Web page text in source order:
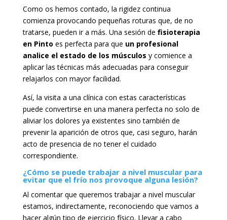
Como os hemos contado, la rigidez continua
comienza provocando pequeñas roturas que, de no
tratarse, pueden ir a más. Una sesión de fisioterapia
en Pinto es perfecta para que un profesional
analice el estado de los músculos y comience a
aplicar las técnicas más adecuadas para conseguir
relajarlos con mayor facilidad.
Así, la visita a una clínica con estas características
puede convertirse en una manera perfecta no solo de
aliviar los dolores ya existentes sino también de
prevenir la aparición de otros que, casi seguro, harán
acto de presencia de no tener el cuidado
correspondiente.
¿Cómo se puede trabajar a nivel muscular para
evitar que el frío nos provoque alguna lesión?
Al comentar que queremos trabajar a nivel muscular
estamos, indirectamente, reconociendo que vamos a
hacer algún tipo de ejercicio físico. Llevar a cabo